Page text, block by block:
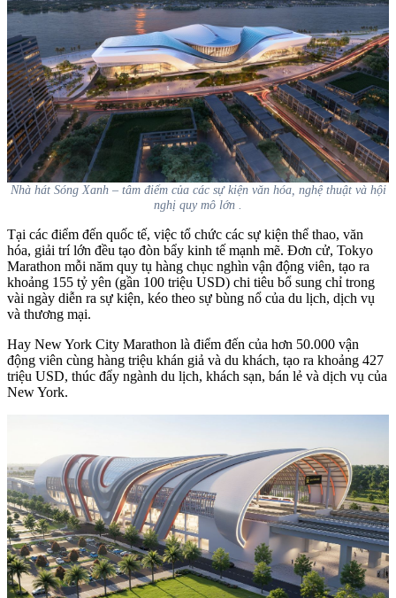
Nhà hát Sóng Xanh – tâm điểm của các sự kiện văn hóa, nghệ thuật và hội
nghị quy mô lớn .
Tại các điểm đến quốc tế, việc tổ chức các sự kiện thể thao, văn
hóa, giải trí lớn đều tạo đòn bẩy kinh tế mạnh mẽ. Đơn cử, Tokyo
Marathon mỗi năm quy tụ hàng chục nghìn vận động viên, tạo ra
khoảng 155 tỷ yên (gần 100 triệu USD) chi tiêu bổ sung chỉ trong
vài ngày diễn ra sự kiện, kéo theo sự bùng nổ của du lịch, dịch vụ
và thương mại.
Hay New York City Marathon là điểm đến của hơn 50.000 vận
động viên cùng hàng triệu khán giả và du khách, tạo ra khoảng 427
triệu USD, thúc đẩy ngành du lịch, khách sạn, bán lẻ và dịch vụ của
New York.